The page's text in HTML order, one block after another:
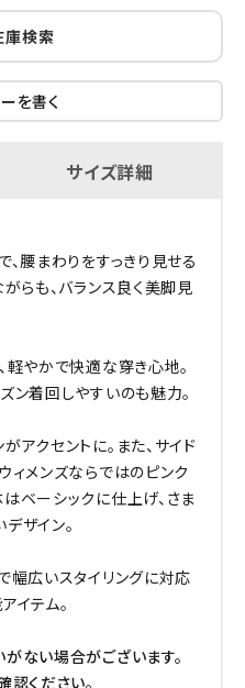
庫検索
を書く
サイズ詳細
、腰まわりをすっきり見せる
がらも、バランス良く美脚見
軽やかで快適な穿き心地。
ン着回しやすいのも魅力。
アクセントに。また、サイド
ィメンズならではのピンク
ベーシックに仕上げ、さま
ザイン。
幅広いスタイリングに対応
イテム。
ない場合がございます。
ください。